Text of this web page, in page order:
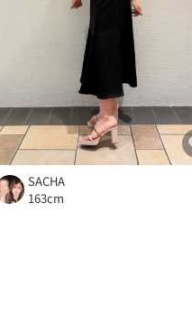
SACHA
163cm